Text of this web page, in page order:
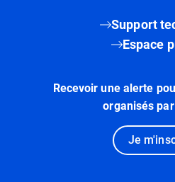
Support
Espace
Recevoir une alerte
organisés par
Je